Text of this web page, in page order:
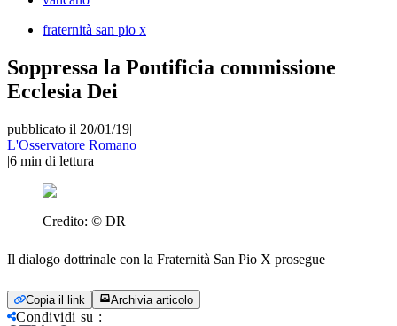
fraternità san pio x
Soppressa la Pontificia commissione
Ecclesia Dei
pubblicato il 20/01/19|
L'Osservatore Romano
|6 min di lettura
Credito: © DR
Il dialogo dottrinale con la Fraternità San Pio X prosegue
Copia il link Archivia articolo
Condividi su :